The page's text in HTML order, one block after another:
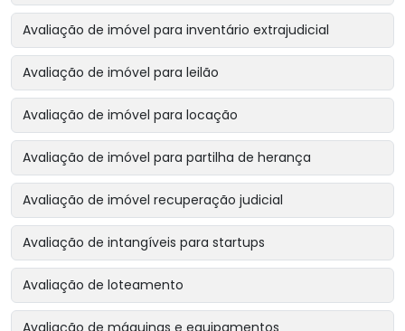
Avaliação de imóvel para inventário extrajudicial
Avaliação de imóvel para leilão
Avaliação de imóvel para locação
Avaliação de imóvel para partilha de herança
Avaliação de imóvel recuperação judicial
Avaliação de intangíveis para startups
Avaliação de loteamento